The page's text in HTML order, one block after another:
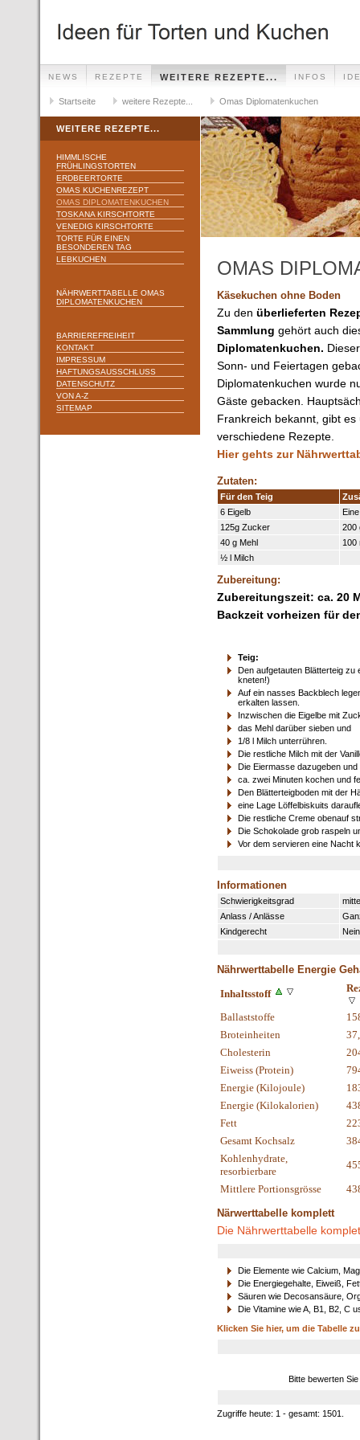
NEWS REZEPTE WEITERE REZEPTE... INFOS
Startseite weitere Rezepte... Omas Diplomatenkuchen
WEITERE REZEPTE...
HIMMLISCHE
FRÜHLINGSTORTEN
ERDBEERTORTE
OMAS KUCHENREZEPT
OMAS DIPLOMATENKUCHEN
TOSKANA KIRSCHTORTE
VENEDIG KIRSCHTORTE
TORTE FÜR EINEN
BESONDEREN TAG
LEBKUCHEN
NÄHRWERTTABELLE OMAS
DIPLOMATENKUCHEN
BARRIEREFREIHEIT
KONTAKT
IMPRESSUM
HAFTUNGSAUSSCHLUSS
DATENSCHUTZ
VON A-Z
SITEMAP
OMAS
Käsekuchen ohne Boden
Zu den überlieferten
Sammlung gehört auch
Diplomatenkuchen.
Sonn- und Feiertagen
Diplomatenkuchen wurde
Gäste gebacken.
Frankreich bekannt, gibt es
verschiedene Rezepte.
Hier gehts zur
Zutaten:
Für den Teig
6 Eigelb
125g Zucker
200
40 g Mehl
100
½ l Milch
Zubereitung:
Zubereitungszeit: ca. 20
Backzeit vorheizen für
Teig:
Den aufgetauten Blätterteig
kneten!)
Auf ein nasses Backblech
erkalten lassen.
Inzwischen die Eigelbe mit
das Mehl darüber sieben und
1/8 l Milch unterrühren.
Die restliche Milch mit der
Die Eiermasse dazugeben
ca. zwei Minuten kochen und
Den Blätterteigboden mit der
eine Lage Löffelbiskuits
Die restliche Creme obenauf
Die Schokolade grob raspeln
Vor dem servieren eine Nacht
Informationen
Schwierigkeitsgrad
Anlass / Anlässe
Kindgerecht
Nein
Nährwerttabelle Energie
Inhaltsstoff
Ballaststoffe
Broteinheiten
Cholesterin
Eiweiss (Protein)
Energie (Kilojoule)
Energie (Kilokalorien)
Fett
Gesamt Kochsalz
Kohlenhydrate,
resorbierbare
Mittlere Portionsgrösse
Närwerttabelle komplett
Die Nährwerttabelle
Die Elemente wie Calcium,
Die Energiegehalte, Eiweiß,
Säuren wie Decosansäure,
Die Vitamine wie A, B1, B2, C
Klicken Sie hier, um die Tabelle
Bitte bewerten
Zugriffe heute: 1 - gesamt: 1501.